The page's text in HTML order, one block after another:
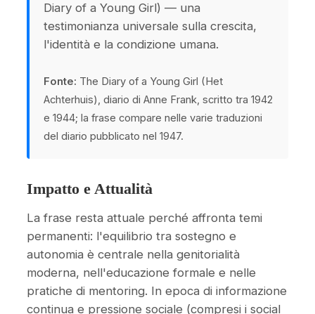
Diary of a Young Girl) — una
testimonianza universale sulla crescita,
l'identità e la condizione umana.
Fonte: The Diary of a Young Girl (Het
Achterhuis), diario di Anne Frank, scritto tra 1942
e 1944; la frase compare nelle varie traduzioni
del diario pubblicato nel 1947.
Impatto e Attualità
La frase resta attuale perché affronta temi
permanenti: l'equilibrio tra sostegno e
autonomia è centrale nella genitorialità
moderna, nell'educazione formale e nelle
pratiche di mentoring. In epoca di informazione
continua e pressione sociale (compresi i social